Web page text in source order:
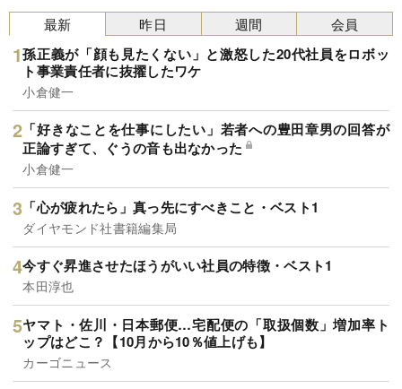
最新
孫正義が「顔も見たくない」と激怒した20代社員をロボッ
ト事業責任者に抜擢したワケ
小倉健一
「好きなことを仕事にしたい」若者への豊田章男の回答が
正論すぎて、ぐうの音も出なかった
小倉健一
「心が疲れたら」真っ先にすべきこと・ベスト1
ダイヤモンド社書籍編集局
今すぐ昇進させたほうがいい社員の特徴・ベスト1
本田淳也
ヤマト・佐川・日本郵便…宅配便の「取扱個数」増加率ト
ップはどこ？【10月から10％値上げも】
カーゴニュース
昨日 週間 会員